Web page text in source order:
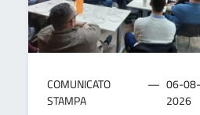
COMUNICATO
STAMPA
06-
2026